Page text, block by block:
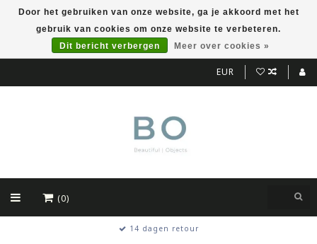
EUR
(0)
14 dagen retour
Door het gebruiken van onze website, ga je akkoord met het
gebruik van cookies om onze website te verbeteren.
Dit bericht verbergen
Meer over cookies »